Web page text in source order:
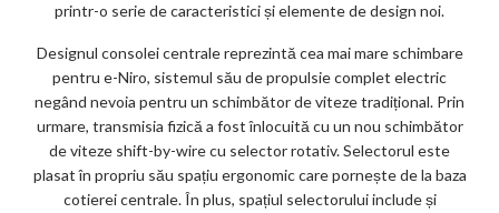
printr-o serie de caracteristici și elemente de design noi.
Designul consolei centrale reprezintă cea mai mare schimbare
pentru e-Niro, sistemul său de propulsie complet electric
negând nevoia pentru un schimbător de viteze tradițional. Prin
urmare, transmisia fizică a fost înlocuită cu un nou schimbător
de viteze shift-by-wire cu selector rotativ. Selectorul este
plasat în propriu său spațiu ergonomic care pornește de la baza
cotierei centrale. În plus, spațiul selectorului include și